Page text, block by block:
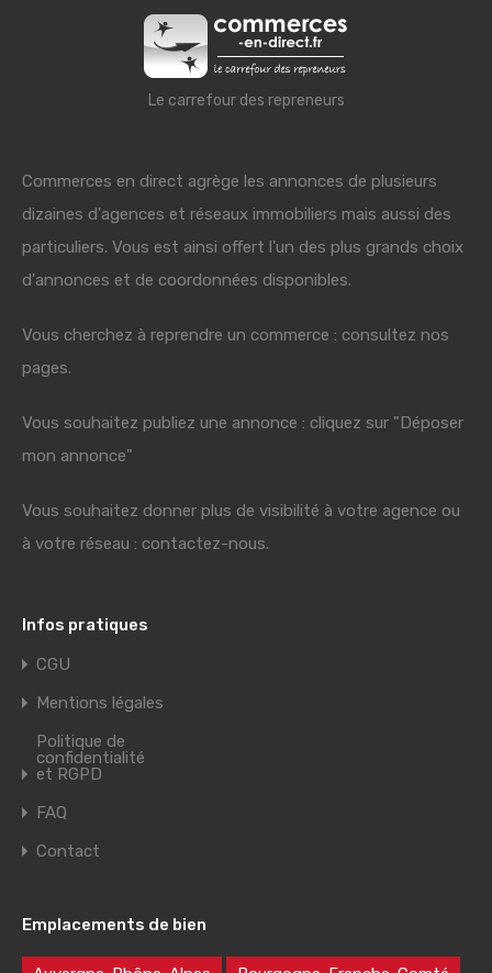
Le carrefour des repreneurs
Commerces en direct agrège les annonces de plusieurs
dizaines d'agences et réseaux immobiliers mais aussi des
particuliers. Vous est ainsi offert l'un des plus grands choix
d'annonces et de coordonnées disponibles.
Vous cherchez à reprendre un commerce : consultez nos
pages.
Vous souhaitez publiez une annonce : cliquez sur "Déposer
mon annonce"
Vous souhaitez donner plus de visibilité à votre agence ou
à votre réseau : contactez-nous.
Infos pratiques
CGU
Mentions légales
Politique de
confidentialité
et RGPD
FAQ
Contact
Emplacements de bien